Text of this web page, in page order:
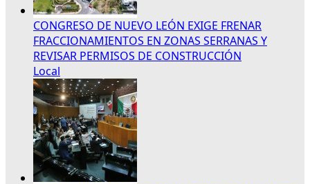
CONGRESO DE NUEVO LEÓN EXIGE FRENAR
FRACCIONAMIENTOS EN ZONAS SERRANAS Y
REVISAR PERMISOS DE CONSTRUCCIÓN
Local